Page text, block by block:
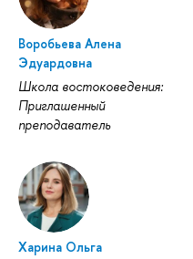
Воробьева Алена
Эдуардовна
Школа востоковедения:
Приглашенный
преподаватель
Харина Ольга